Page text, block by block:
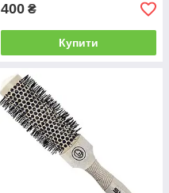
400 ₴
Купити